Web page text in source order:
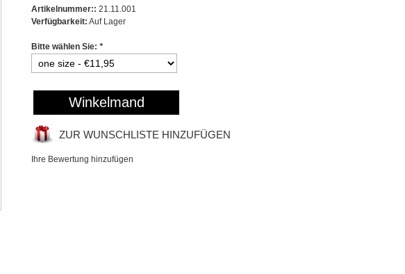
Artikelnummer:: 21.11.001
Verfügbarkeit: Auf Lager
Bitte wählen Sie: *
Winkelmand
ZUR WUNSCHLISTE HINZUFÜGEN
Ihre Bewertung hinzufügen